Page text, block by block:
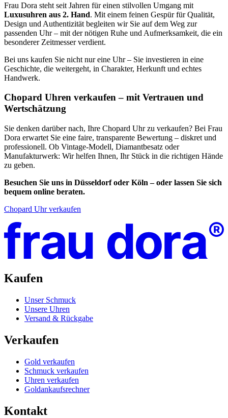
Frau Dora steht seit Jahren für einen stilvollen Umgang mit
Luxusuhren aus 2. Hand. Mit einem feinen Gespür für Qualität,
Design und Authentizität begleiten wir Sie auf dem Weg zur
passenden Uhr – mit der nötigen Ruhe und Aufmerksamkeit, die ein
besonderer Zeitmesser verdient.
Bei uns kaufen Sie nicht nur eine Uhr – Sie investieren in eine
Geschichte, die weitergeht, in Charakter, Herkunft und echtes
Handwerk.
Chopard Uhren verkaufen – mit Vertrauen und
Wertschätzung
Sie denken darüber nach, Ihre Chopard Uhr zu verkaufen? Bei Frau
Dora erwartet Sie eine faire, transparente Bewertung – diskret und
professionell. Ob Vintage-Modell, Diamantbesatz oder
Manufakturwerk: Wir helfen Ihnen, Ihr Stück in die richtigen Hände
zu geben.
Besuchen Sie uns in Düsseldorf oder Köln – oder lassen Sie sich
bequem online beraten.
Chopard Uhr verkaufen
Kaufen
Unser Schmuck
Unsere Uhren
Versand & Rückgabe
Verkaufen
Gold verkaufen
Schmuck verkaufen
Uhren verkaufen
Goldankaufsrechner
Kontakt